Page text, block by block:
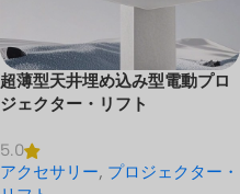
超薄型天井埋め込み型電動プロ
ジェクター・リフト
5.0
アクセサリー, プロジェクター・